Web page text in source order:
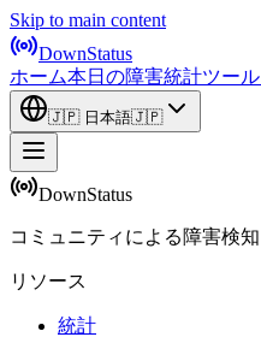
Skip to main content
DownStatus
ホーム本日の障害統計ツール
🇯🇵 日本語🇯🇵
DownStatus
コミュニティによる障害検知
リソース
統計